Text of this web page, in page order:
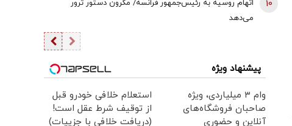
اتهام روسیه به رئیس‌جمهور فرانسه/ مکرون دستور ترور
می‌دهد
10
پیشنهاد ویژه
وام ۳ میلیاردی، ویژه
صاحبان فروشگاه‌های
آنلاین و حضوری
استعلام خلافی خودرو قبل
از توقیف شرط عقل است!
(دریافت خلافی با جزییات)